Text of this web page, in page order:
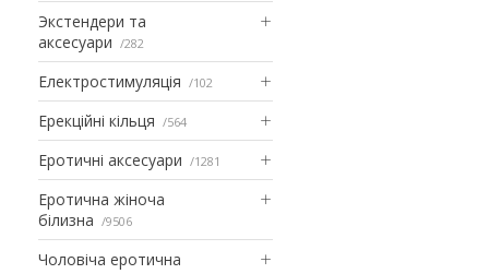
Экстендери та
аксесуари
282
Електростимуляція 102
Ерекційні кільця 564
Еротичні аксесуари 1281
Еротична жіноча
білизна
9506
Чоловіча еротична